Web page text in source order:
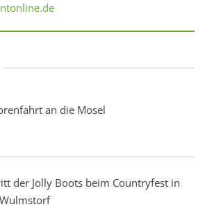
an die Mosel
der Jolly Boots beim Countryfest in